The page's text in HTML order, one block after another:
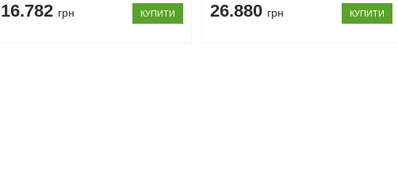
16.782 грн КУПИТИ 26.880 грн КУПИТИ